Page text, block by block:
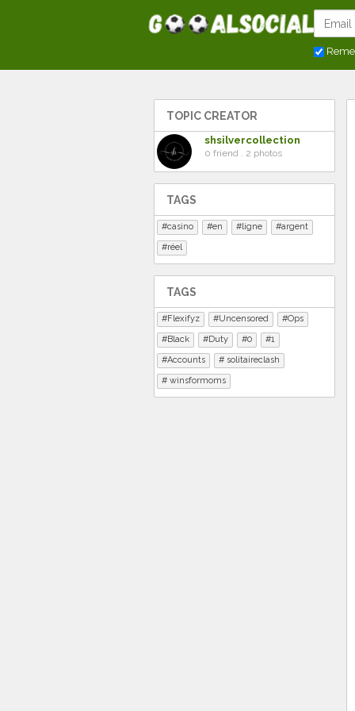
TOPIC CREATOR
shsilvercollection
0 friend . 2 photos
TAGS
casino en ligne
argent
réel
TAGS
Flexifyz Uncensored
Ops
Black
Duty 0
1
Accounts
solitaireclash
winsformoms